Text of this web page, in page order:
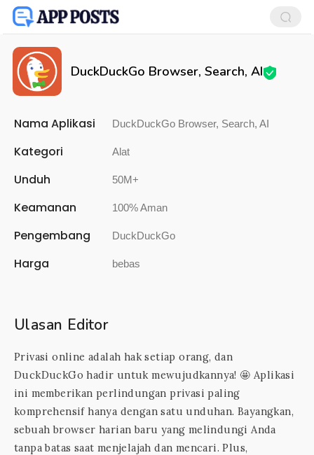
DuckDuckGo Browser, Search, AI
Nama Aplikasi DuckDuckGo Browser, Search, AI
Kategori Alat
Unduh 50M+
Keamanan 100% Aman
Pengembang DuckDuckGo
Harga bebas
Ulasan Editor
Privasi online adalah hak setiap orang, dan
DuckDuckGo hadir untuk mewujudkannya! 🤩 Aplikasi
ini memberikan perlindungan privasi paling
komprehensif hanya dengan satu unduhan. Bayangkan,
sebuah browser harian baru yang melindungi Anda
tanpa batas saat menjelajah dan mencari. Plus,